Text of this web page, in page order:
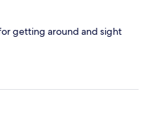
getting around and sight